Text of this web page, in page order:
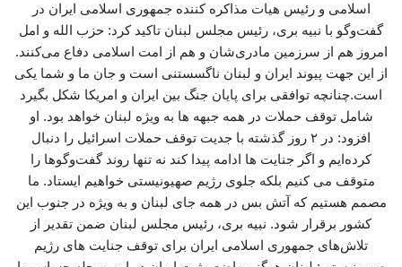
اسلامی و رئیس هیات مذاکره کننده جمهوری اسلامی ایران در
گفت‌وگو با نبیه بری، رئیس مجلس لبنان تاکید کرد: حزب الله و امل
امروز هم از سرزمین مادری‌شان و هم از امت اسلامی دفاع می‌کنند.
از این جهت پیوند ایران و لبنان ناگسستنی است و جان ما و شما یکی
است.چنانچه توافقی برای پایان جنگ بین ایران و امریکا شکل بگیرد
شامل توقف حملات در همه جبهه ها به ویژه لبنان خواهد بود. او
افزود: در ۲ روز گذشته با جدیت توقف حملات اسرائیل را دنبال
کرده‌ایم و اگر جنایت ها ادامه پیدا کند نه تنها روند گفت‌وگوها را
متوقف می کنیم بلکه جلوی رژیم صهیونیستی خواهیم ایستاد. ما
مصمم هستیم که آتش بس در همه جای لبنان و به ویژه در جنوب این
کشور برقرار شود. نبیه بری، رئیس مجلس لبنان ضمن تقدیر از
تلاش‌های جمهوری اسلامی ایران برای توقف جنایت های رژیم